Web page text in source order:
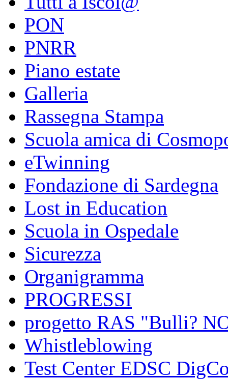
PON
PNRR
Piano estate
Galleria
Rassegna Stampa
Scuola amica di
eTwinning
Fondazione di Sardegna
Lost in Education
Scuola in Ospedale
Sicurezza
Organigramma
PROGRESSI
progetto RAS "Bulli?
Whistleblowing
Test Center EDSC